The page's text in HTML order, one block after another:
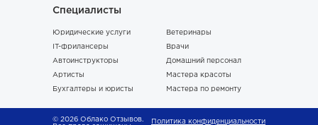
Специалисты
Юридические услуги
IT-фрилансеры
Автоинструкторы
Артисты
Бухгалтеры и юристы
Ветеринары
Врачи
Домашний персонал
Мастера красоты
Мастера по ремонту
© 2026 Облако Отзывов.
Политика конфиденциальности